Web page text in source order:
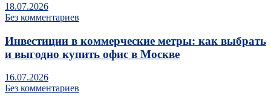
18.07.2026
Без комментариев
Инвестиции в коммерческие метры: как выбрать
и выгодно купить офис в Москве
16.07.2026
Без комментариев